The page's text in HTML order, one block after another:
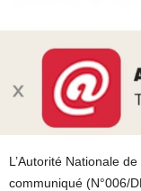
L’Autorité Nationale
communiqué (N°006/